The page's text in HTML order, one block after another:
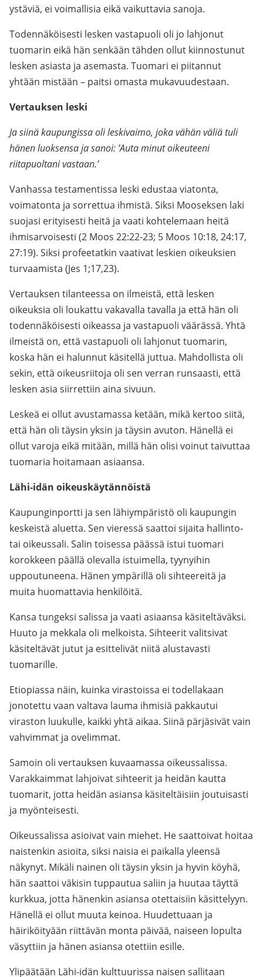
ystäviä, ei voimallisia eikä vaikuttavia sanoja.
Todennäköisesti lesken vastapuoli oli jo lahjonut
tuomarin eikä hän senkään tähden ollut kiinnostunut
lesken asiasta ja asemasta. Tuomari ei piitannut
yhtään mistään – paitsi omasta mukavuudestaan.
Vertauksen leski
Ja siinä kaupungissa oli leskivaimo, joka vähän väliä tuli
hänen luoksensa ja sanoi: ’Auta minut oikeuteeni
riitapuoltani vastaan.’
Vanhassa testamentissa leski edustaa viatonta,
voimatonta ja sorrettua ihmistä. Siksi Mooseksen laki
suojasi erityisesti heitä ja vaati kohtelemaan heitä
ihmisarvoisesti (2 Moos 22:22-23; 5 Moos 10:18, 24:17,
27:19). Siksi profeetatkin vaativat leskien oikeuksien
turvaamista (Jes 1;17,23).
Vertauksen tilanteessa on ilmeistä, että lesken
oikeuksia oli loukattu vakavalla tavalla ja että hän oli
todennäköisesti oikeassa ja vastapuoli väärässä. Yhtä
ilmeistä on, että vastapuoli oli lahjonut tuomarin,
koska hän ei halunnut käsitellä juttua. Mahdollista oli
sekin, että oikeusriitoja oli sen verran runsaasti, että
lesken asia siirrettiin aina sivuun.
Leskeä ei ollut avustamassa ketään, mikä kertoo siitä,
että hän oli täysin yksin ja täysin avuton. Hänellä ei
ollut varoja eikä mitään, millä hän olisi voinut taivuttaa
tuomaria hoitamaan asiaansa.
Lähi-idän oikeuskäytännöistä
Kaupunginportti ja sen lähiympäristö oli kaupungin
keskeistä aluetta. Sen vieressä saattoi sijaita hallinto-
tai oikeussali. Salin toisessa päässä istui tuomari
korokkeen päällä olevalla istuimella, tyynyihin
uppoutuneena. Hänen ympärillä oli sihteereitä ja
muita huomattavia henkilöitä.
Kansa tungeksi salissa ja vaati asiaansa käsiteltäväksi.
Huuto ja mekkala oli melkoista. Sihteerit valitsivat
käsiteltävät jutut ja esittelivät niitä alustavasti
tuomarille.
Etiopiassa näin, kuinka virastoissa ei todellakaan
jonotettu vaan valtava lauma ihmisiä pakkautui
viraston luukulle, kaikki yhtä aikaa. Siinä pärjäsivät vain
vahvimmat ja ovelimmat.
Samoin oli vertauksen kuvaamassa oikeussalissa.
Varakkaimmat lahjoivat sihteerit ja heidän kautta
tuomarit, jotta heidän asiansa käsiteltäisiin joutuisasti
ja myönteisesti.
Oikeussalissa asioivat vain miehet. He saattoivat hoitaa
naistenkin asioita, siksi naisia ei paikalla yleensä
näkynyt. Mikäli nainen oli täysin yksin ja hyvin köyhä,
hän saattoi väkisin tuppautua saliin ja huutaa täyttä
kurkkua, jotta hänenkin asiansa otettaisiin käsittelyyn.
Hänellä ei ollut muuta keinoa. Huudettuaan ja
häiriköityään riittävän monta päivää, naiseen lopulta
väsyttiin ja hänen asiansa otettiin esille.
Ylipäätään Lähi-idän kulttuurissa naisen sallitaan